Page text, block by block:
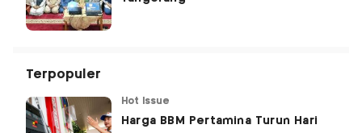
Terpopuler
Hot Issue
Harga BBM Pertamina Turun Hari